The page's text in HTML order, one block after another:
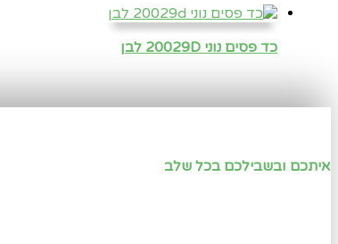
כד פסים נוני 20029D לבן
איתכם ובשבילכם בכל שלב